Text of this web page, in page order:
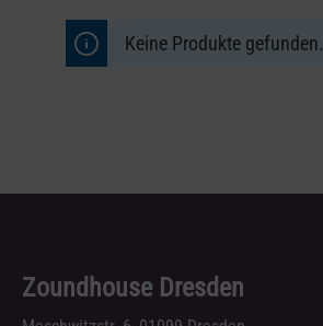
Keine Produkte gefunden.
Zoundhouse Dresden